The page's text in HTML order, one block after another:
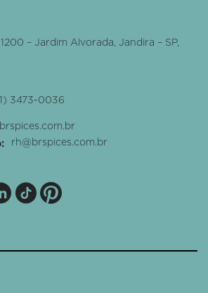
– Jardim Alvorada, Jandira – SP,
3473-0036
rh@brspices.com.br